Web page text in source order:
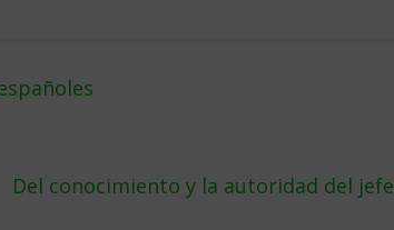
Del conocimiento y la autoridad del jefe